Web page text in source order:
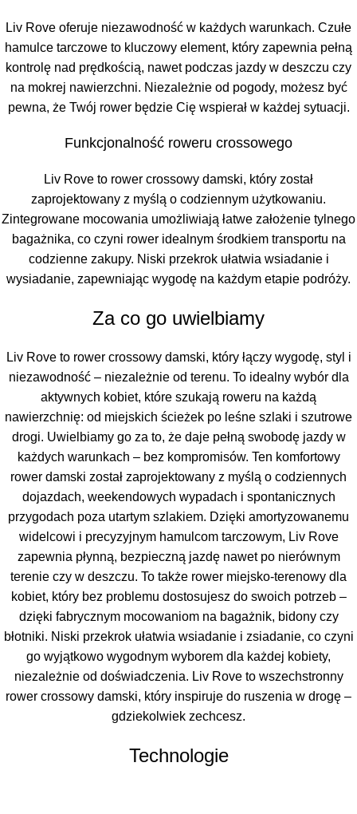
Liv Rove oferuje niezawodność w każdych warunkach. Czułe
hamulce tarczowe to kluczowy element, który zapewnia pełną
kontrolę nad prędkością, nawet podczas jazdy w deszczu czy
na mokrej nawierzchni. Niezależnie od pogody, możesz być
pewna, że Twój rower będzie Cię wspierał w każdej sytuacji.
Funkcjonalność roweru crossowego
Liv Rove to rower crossowy damski, który został
zaprojektowany z myślą o codziennym użytkowaniu.
Zintegrowane mocowania umożliwiają łatwe założenie tylnego
bagażnika, co czyni rower idealnym środkiem transportu na
codzienne zakupy. Niski przekrok ułatwia wsiadanie i
wysiadanie, zapewniając wygodę na każdym etapie podróży.
Za co go uwielbiamy
Liv Rove to rower crossowy damski, który łączy wygodę, styl i
niezawodność – niezależnie od terenu. To idealny wybór dla
aktywnych kobiet, które szukają roweru na każdą
nawierzchnię: od miejskich ścieżek po leśne szlaki i szutrowe
drogi. Uwielbiamy go za to, że daje pełną swobodę jazdy w
każdych warunkach – bez kompromisów. Ten komfortowy
rower damski został zaprojektowany z myślą o codziennych
dojazdach, weekendowych wypadach i spontanicznych
przygodach poza utartym szlakiem. Dzięki amortyzowanemu
widelcowi i precyzyjnym hamulcom tarczowym, Liv Rove
zapewnia płynną, bezpieczną jazdę nawet po nierównym
terenie czy w deszczu. To także rower miejsko-terenowy dla
kobiet, który bez problemu dostosujesz do swoich potrzeb –
dzięki fabrycznym mocowaniom na bagażnik, bidony czy
błotniki. Niski przekrok ułatwia wsiadanie i zsiadanie, co czyni
go wyjątkowo wygodnym wyborem dla każdej kobiety,
niezależnie od doświadczenia. Liv Rove to wszechstronny
rower crossowy damski, który inspiruje do ruszenia w drogę –
gdziekolwiek zechcesz.
Technologie